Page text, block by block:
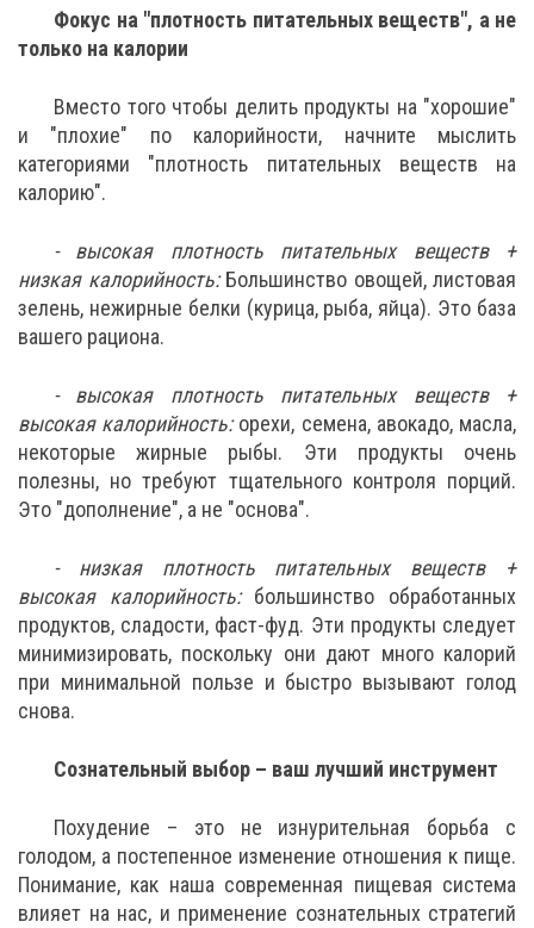
Фокус на "плотность питательных веществ", а не
только на калории
Вместо того чтобы делить продукты на "хорошие"
и "плохие" по калорийности, начните мыслить
категориями "плотность питательных веществ на
калорию".
- высокая плотность питательных веществ +
низкая калорийность:Большинство овощей, листовая
зелень, нежирные белки (курица, рыба, яйца). Это база
вашего рациона.
- высокая плотность питательных веществ +
высокая калорийность:орехи, семена, авокадо, масла,
некоторые жирные рыбы. Эти продукты очень
полезны, но требуют тщательного контроля порций.
Это "дополнение", а не "основа".
- низкая плотность питательных веществ +
высокая калорийность:большинство обработанных
продуктов, сладости, фаст-фуд. Эти продукты следует
минимизировать, поскольку они дают много калорий
при минимальной пользе и быстро вызывают голод
снова.
Сознательный выбор – ваш лучший инструмент
Похудение – это не изнурительная борьба с
голодом, а постепенное изменение отношения к пище.
Понимание, как наша современная пищевая система
влияет на нас, и применение сознательных стратегий